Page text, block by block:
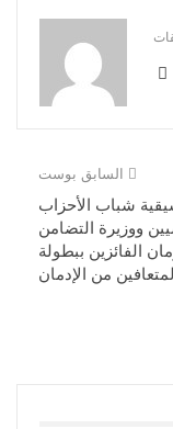
السابق بوست
شباب الأحزاب
ووزيرة التضامن
الفائزين ببطولة
من الإدمان